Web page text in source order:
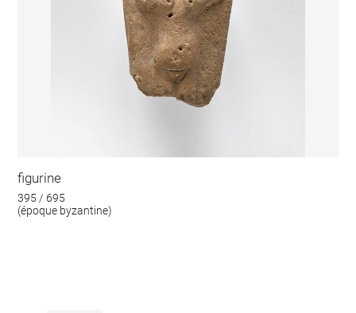
figurine
395 / 695
(époque byzantine)